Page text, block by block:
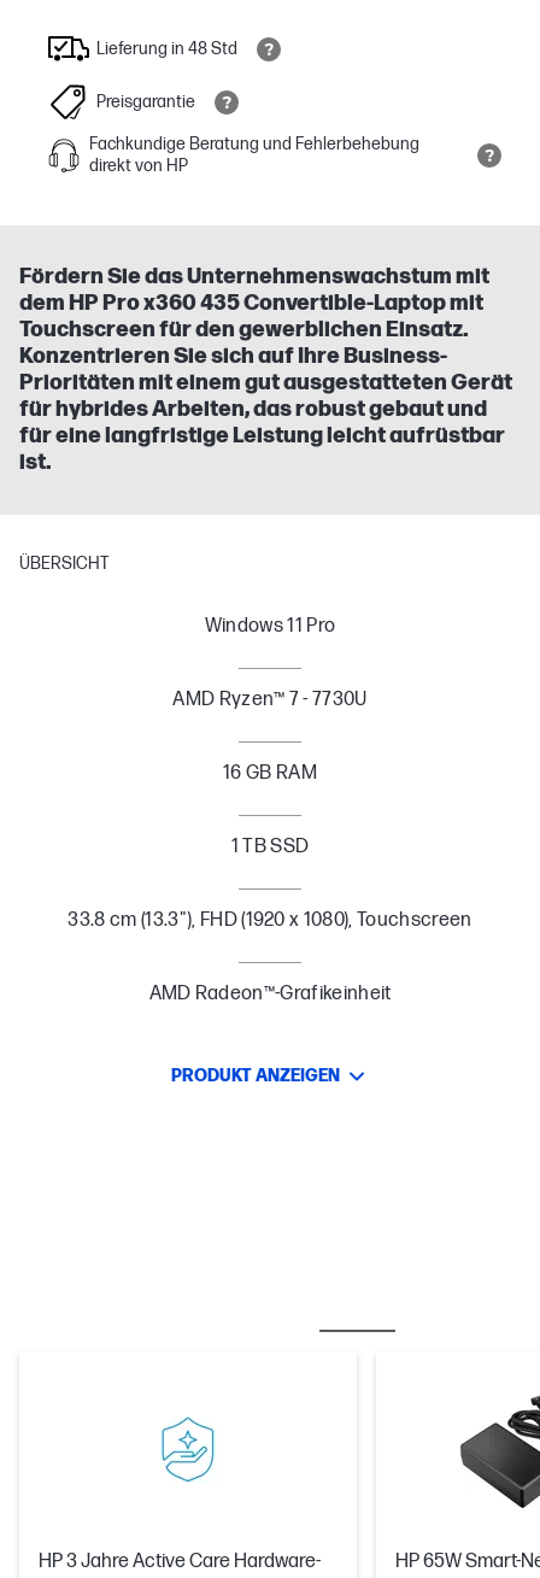
Lieferung in 48 Std
Preisgarantie
Fachkundige Beratung und Fehlerbehebung
direkt von HP
Fördern Sie das Unternehmenswachstum mit
dem HP Pro x360 435 Convertible-Laptop mit
Touchscreen für den gewerblichen Einsatz.
Konzentrieren Sie sich auf Ihre Business-
Prioritäten mit einem gut ausgestatteten Gerät
für hybrides Arbeiten, das robust gebaut und
für eine langfristige Leistung leicht aufrüstbar
ist.
ÜBERSICHT
Windows 11 Pro
AMD Ryzen™ 7 - 7730U
16 GB RAM
1 TB SSD
33.8 cm (13.3"), FHD (1920 x 1080), Touchscreen
AMD Radeon™-Grafikeinheit
PRODUKT ANZEIGEN
HP 3 Jahre Active Care Hardware-
HP 65W Smart-